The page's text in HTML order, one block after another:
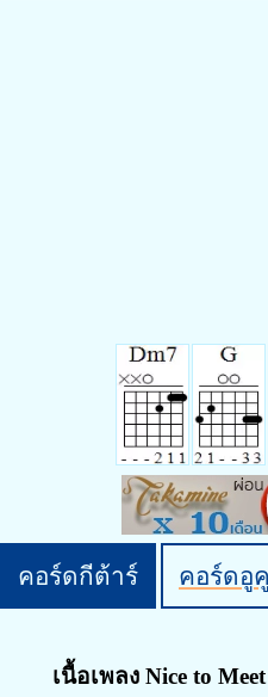
คอร์ดกีต้าร์ คอร์ดอูคู
เนื้อเพลง Nice to